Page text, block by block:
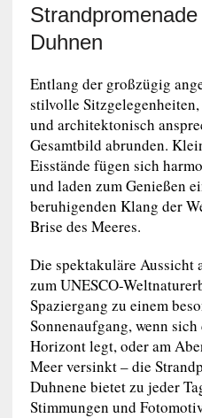
Duhnen
Entlang der großzügig
stilvolle
und architektonisch
Gesamtbild abrunden.
Eisstände fügen sich
und laden zum Genießen
beruhigenden Klang der
Brise des Meeres.
Die spektakuläre Aussicht
zum UNESCO-
Spaziergang zu einem
Sonnenaufgang, wenn
Horizont legt, oder am
Meer versinkt – die
Duhnene bietet zu jeder
Stimmungen und